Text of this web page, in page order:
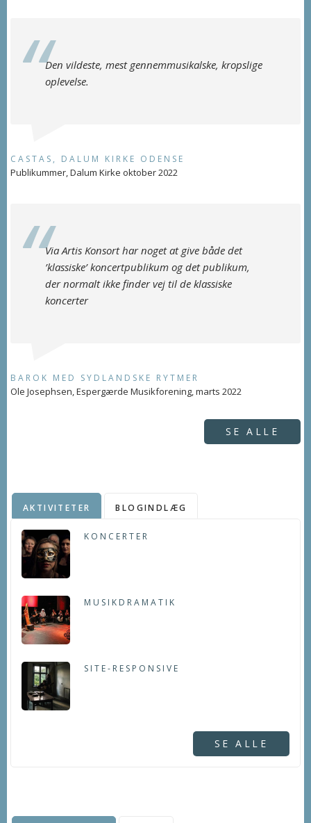
Den vildeste, mest gennemmusikalske, kropslige
oplevelse.
CASTAS, DALUM KIRKE ODENSE
Publikummer, Dalum Kirke oktober 2022
Via Artis Konsort har noget at give både det
’klassiske’ koncertpublikum og det publikum,
der normalt ikke finder vej til de klassiske
koncerter
BAROK MED SYDLANDSKE RYTMER
Ole Josephsen, Espergærde Musikforening, marts 2022
SE ALLE
AKTIVITETER BLOGINDLÆG
KONCERTER
MUSIKDRAMATIK
SITE-RESPONSIVE
SE ALLE